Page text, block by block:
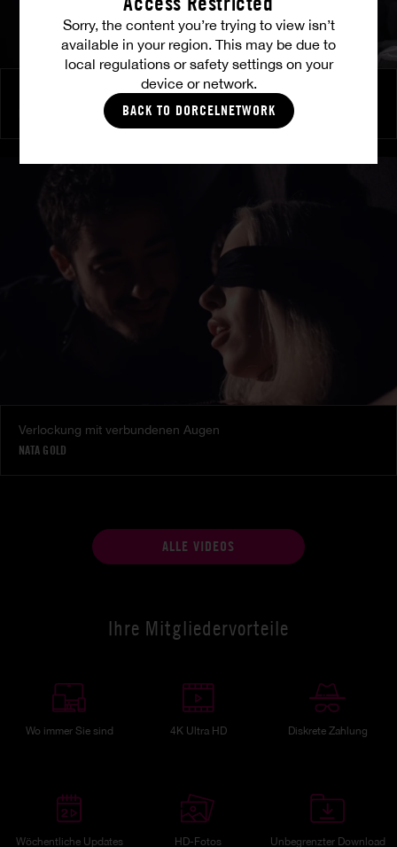
Sorry, the content you’re trying to view isn’t
available in your region. This may be due to
local regulations or safety settings on your
device or network.
BACK TO DORCELNETWORK
Einladung zur Begierde
Verlockung mit verbundenen Augen
NATA GOLD
ALLE VIDEOS
Ihre Mitgliedervorteile
Wo immer Sie sind 4K Ultra HD Diskrete Zahlung
Wöchentliche Updates HD-Fotos Unbegrenzter Download